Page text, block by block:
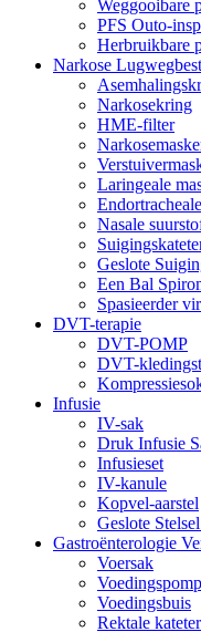
Weggooibare
PFS Outo-
Herbruikbare
Narkose
Narkosekring
HME-filter
Laringeale
Nasale
Geslote
Een Bal
Spasieerder
DVT-terapie
DVT-POMP
DVT-
Infusie
IV-sak
Druk Infusie
Infusieset
IV-kanule
Kopvel-aarstel
Geslote
Gastroënterologie
Voersak
Voedingspomp
Voedingsbuis
Rektale kateter